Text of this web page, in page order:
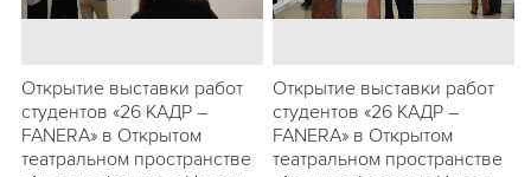
Открытие выставки работ
студентов «26 КАДР –
FANERA» в Открытом
театральном пространстве
Открытие выставки работ
студентов «26 КАДР –
FANERA» в Открытом
театральном пространстве